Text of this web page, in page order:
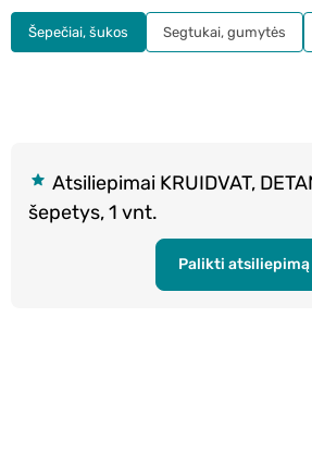
Atsiliepimai KRUIDVAT,
šepetys, 1 vnt.
Palikti atsiliepimą
Šepečiai, šukos Segtukai, gumytės